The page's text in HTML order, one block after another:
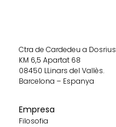
Ctra de Cardedeu a Dosrius
KM 6,5 Apartat 68
08450 LLinars del Vallès.
Barcelona – Espanya
Empresa
Filosofia